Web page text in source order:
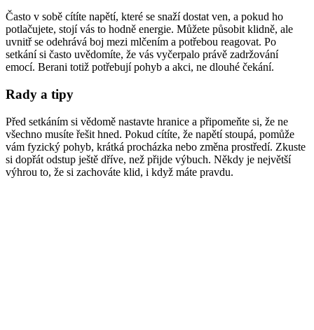
Často v sobě cítíte napětí, které se snaží dostat ven, a pokud ho
potlačujete, stojí vás to hodně energie. Můžete působit klidně, ale
uvnitř se odehrává boj mezi mlčením a potřebou reagovat. Po
setkání si často uvědomíte, že vás vyčerpalo právě zadržování
emocí. Berani totiž potřebují pohyb a akci, ne dlouhé čekání.
Rady a tipy
Před setkáním si vědomě nastavte hranice a připomeňte si, že ne
všechno musíte řešit hned. Pokud cítíte, že napětí stoupá, pomůže
vám fyzický pohyb, krátká procházka nebo změna prostředí. Zkuste
si dopřát odstup ještě dříve, než přijde výbuch. Někdy je největší
výhrou to, že si zachováte klid, i když máte pravdu.